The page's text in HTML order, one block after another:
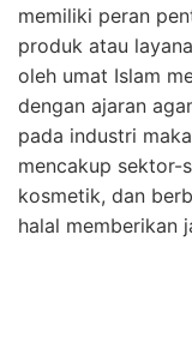
memiliki peran
produk atau
oleh umat Islam
dengan ajaran
pada industri
mencakup sektor-
kosmetik, dan
halal memberikan